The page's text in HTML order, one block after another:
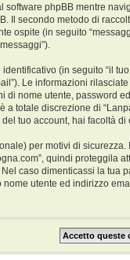
phpBB mentre
Il secondo metodo di
ospite (in seguito
(in seguito “il
Le informazioni
di nome utente, password
totale discrezione di
tuo account, hai facoltà
per motivi di
quindi proteggila
caso dimenticassi la tua
utente ed indirizzo